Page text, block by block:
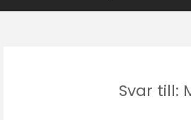
Svar till: